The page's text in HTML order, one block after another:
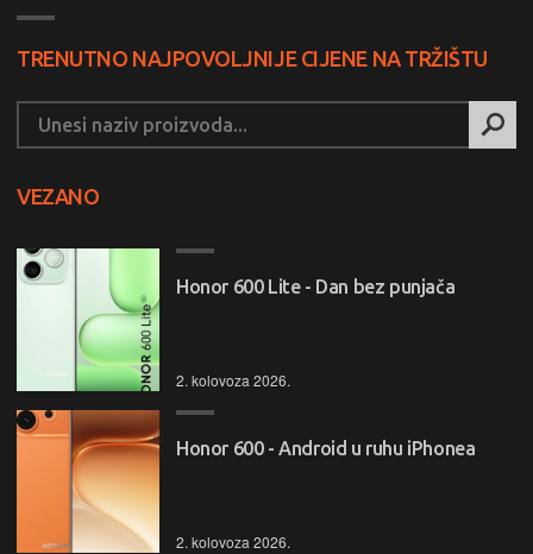
TRENUTNO NAJPOVOLJNIJE CIJENE NA TRŽIŠTU
VEZANO
Honor 600 Lite - Dan bez punjača
2. kolovoza 2026.
Honor 600 - Android u ruhu iPhonea
2. kolovoza 2026.